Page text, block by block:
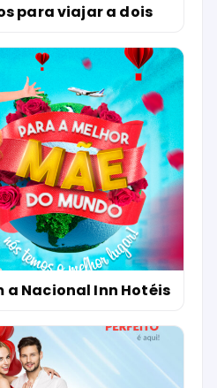
para viajar a dois
a Nacional Inn Hotéis